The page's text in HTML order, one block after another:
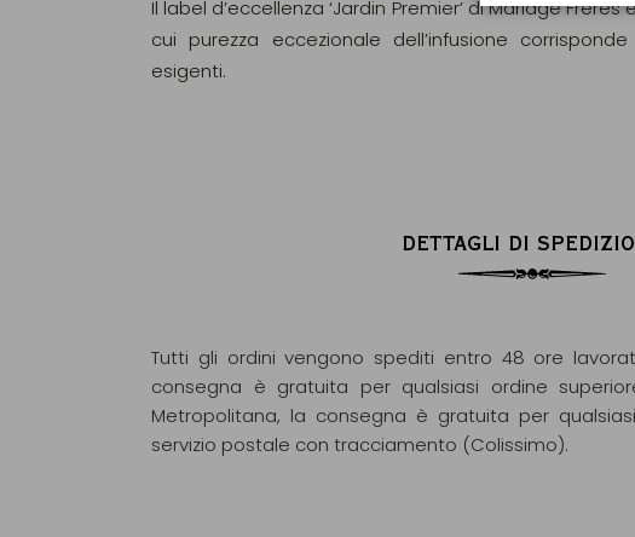
Il label d’eccellenza ‘Jardin Premier’ di Mariage
cui purezza eccezionale dell’infusione
esigenti.
DETTAGLI DI
Tutti gli ordini vengono spediti entro 48 ore
consegna è gratuita per qualsiasi ordine
Metropolitana, la consegna è gratuita per
servizio postale con tracciamento (Colissimo).